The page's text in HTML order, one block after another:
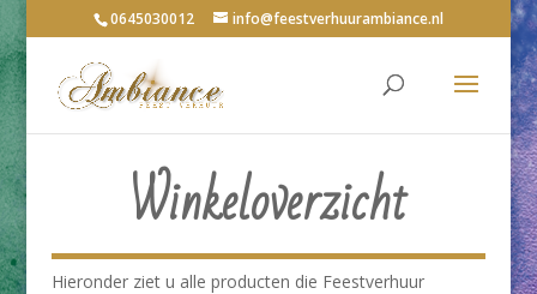
0645030012 info@feestverhuurambiance.nl
Winkeloverzicht
Hieronder ziet u alle producten die Feestverhuur